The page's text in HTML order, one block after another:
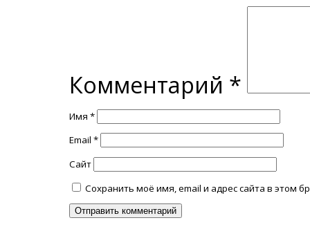
Комментарий *
Имя *
Email *
Сайт
Сохранить моё имя, email и адрес сайта в этом